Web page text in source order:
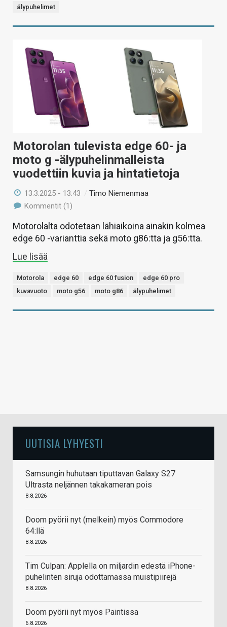
älypuhelimet
Motorolan tulevista edge 60- ja
moto g -älypuhelinmalleista
vuodettiin kuvia ja hintatietoja
13.3.2025 - 13:43 /Timo Niemenmaa
Kommentit (1)
Motorolalta odotetaan lähiaikoina ainakin kolmea
edge 60 -varianttia sekä moto g86:tta ja g56:tta.
Lue lisää
Motorola edge 60 edge 60 fusion
edge 60 pro
kuvavuoto
moto g56 moto g86 älypuhelimet
UUTISIA LYHYESTI
Samsungin huhutaan tiputtavan Galaxy S27
Ultrasta neljännen takakameran pois
8.8.2026
Doom pyörii nyt (melkein) myös Commodore
64:llä
8.8.2026
Tim Culpan: Applella on miljardin edestä iPhone-
puhelinten siruja odottamassa muistipiirejä
8.8.2026
Doom pyörii nyt myös Paintissa
6.8.2026